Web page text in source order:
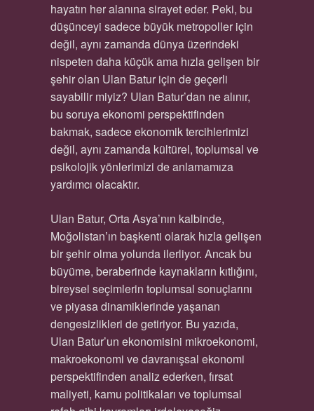
hayatın her alanına sirayet eder. Peki, bu
düşünceyi sadece büyük metropoller için
değil, aynı zamanda dünya üzerindeki
nispeten daha küçük ama hızla gelişen bir
şehir olan Ulan Batur için de geçerli
sayabilir miyiz? Ulan Batur’dan ne alınır,
bu soruya ekonomi perspektifinden
bakmak, sadece ekonomik tercihlerimizi
değil, aynı zamanda kültürel, toplumsal ve
psikolojik yönlerimizi de anlamamıza
yardımcı olacaktır.
Ulan Batur, Orta Asya’nın kalbinde,
Moğolistan’ın başkenti olarak hızla gelişen
bir şehir olma yolunda ilerliyor. Ancak bu
büyüme, beraberinde kaynakların kıtlığını,
bireysel seçimlerin toplumsal sonuçlarını
ve piyasa dinamiklerinde yaşanan
dengesizlikleri de getiriyor. Bu yazıda,
Ulan Batur’un ekonomisini mikroekonomi,
makroekonomi ve davranışsal ekonomi
perspektifinden analiz ederken, fırsat
maliyeti, kamu politikaları ve toplumsal